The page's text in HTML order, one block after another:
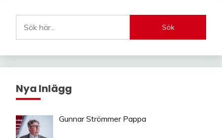
Sök
Nya Inlägg
Gunnar Strömmer Pappa